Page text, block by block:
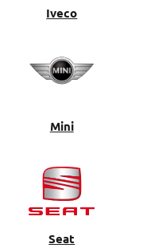
Iveco
Mini
Seat